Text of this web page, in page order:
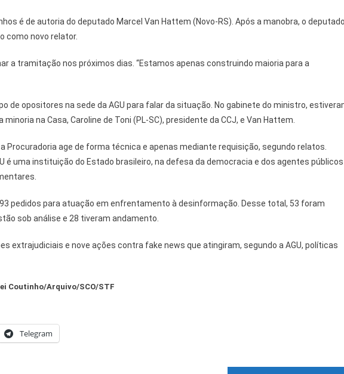
é de autoria do deputado Marcel Van Hattem (Novo-RS). Após a manobra, o deputado
como novo relator.
a tramitação nos próximos dias. “Estamos apenas construindo maioria para a
de opositores na sede da AGU para falar da situação. No gabinete do ministro,
minoria na Casa, Caroline de Toni (PL-SC), presidente da CCJ, e Van Hattem.
Procuradoria age de forma técnica e apenas mediante requisição, segundo relatos.
é uma instituição do Estado brasileiro, na defesa da democracia e dos agentes públicos
pedidos para atuação em enfrentamento à desinformação. Desse total, 53 foram
sob análise e 28 tiveram andamento.
extrajudiciais e nove ações contra fake news que atingiram, segundo a AGU, políticas
Coutinho/Arquivo/SCO/STF
Telegram